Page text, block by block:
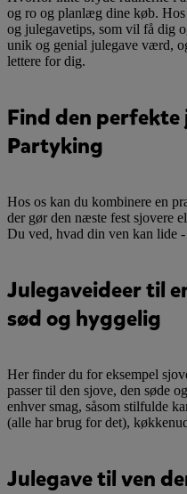
og ro og planlæg dine køb.
og julegavetips, som vil få dig
unik og genial julegave værd,
lettere for dig.
Find den perfekte
Partyking
Hos os kan du kombinere en
der gør den næste fest sjovere
Du ved, hvad din ven kan lide
Julegaveideer til
sød og hyggelig
Her finder du for eksempel
passer til den sjove, den søde
enhver smag, såsom stilfulde
(alle har brug for det),
Julegave til ven